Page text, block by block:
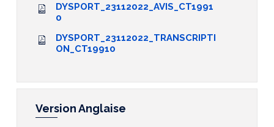
DYSPORT_23112022_AVIS_CT1991
0
DYSPORT_23112022_TRANSCRIPTI
ON_CT19910
Version Anglaise